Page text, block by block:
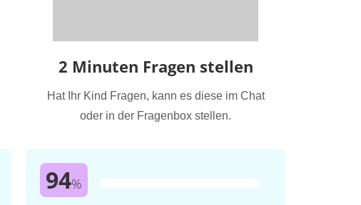
2 Minuten Fragen stellen
Hat Ihr Kind Fragen, kann es diese im Chat
oder in der Fragenbox stellen.
94%